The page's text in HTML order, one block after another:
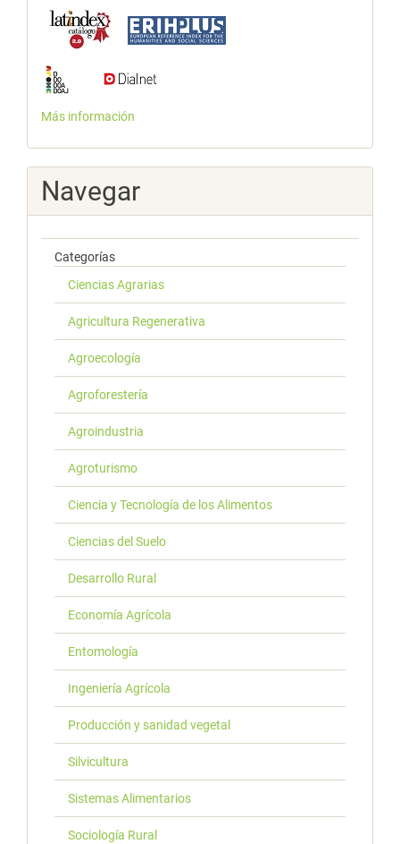
Más información
Navegar
Categorías
Ciencias Agrarias
Agricultura Regenerativa
Agroecología
Agroforestería
Agroindustria
Agroturismo
Ciencia y Tecnología de los Alimentos
Ciencias del Suelo
Desarrollo Rural
Economía Agrícola
Entomología
Ingeniería Agrícola
Producción y sanidad vegetal
Silvicultura
Sistemas Alimentarios
Sociología Rural